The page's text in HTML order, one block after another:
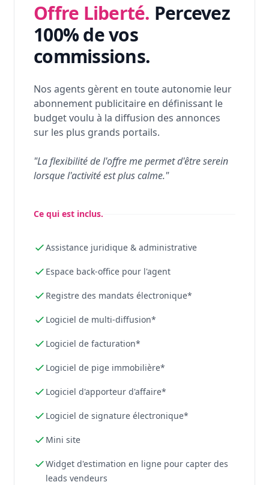
Offre Liberté. Percevez
100% de vos
commissions.
Nos agents gèrent en toute autonomie leur
abonnement publicitaire en définissant le
budget voulu à la diffusion des annonces
sur les plus grands portails.
"La flexibilité de l'offre me permet d'être serein
lorsque l'activité est plus calme."
Ce qui est inclus.
Assistance juridique & administrative
Espace back-office pour l'agent
Registre des mandats électronique*
Logiciel de multi-diffusion*
Logiciel de facturation*
Logiciel de pige immobilière*
Logiciel d'apporteur d'affaire*
Logiciel de signature électronique*
Mini site
Widget d'estimation en ligne pour capter des
leads vendeurs